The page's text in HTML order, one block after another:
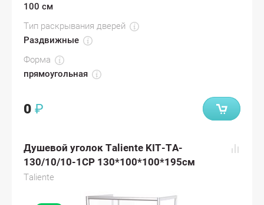
100 см
Тип раскрывания дверей
Раздвижные
Форма
прямоугольная
0 ₽
Душевой уголок Taliente KIT-TA-
130/10/10-1CP 130*100*100*195см
Taliente